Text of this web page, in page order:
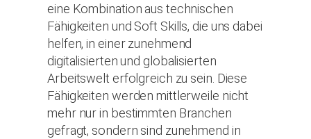
eine Kombination aus technischen
Fähigkeiten und Soft Skills, die uns dabei
helfen, in einer zunehmend
digitalisierten und globalisierten
Arbeitswelt erfolgreich zu sein. Diese
Fähigkeiten werden mittlerweile nicht
mehr nur in bestimmten Branchen
gefragt, sondern sind zunehmend in